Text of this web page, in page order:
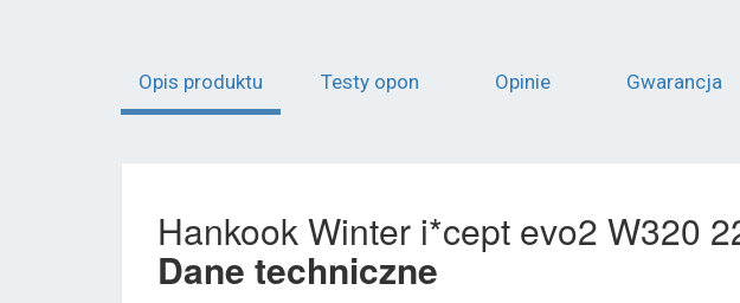
Opis produktu Testy opon Opinie Gwarancja
Hankook Winter i*cept evo2 W320
Dane techniczne